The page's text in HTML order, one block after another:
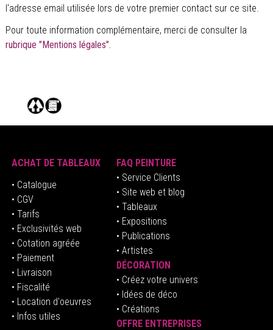
l'adresse email utilisée lors de votre premier contact sur ce site.
Pour toute information complémentaire, merci de consulter la
rubrique "Mentions légales".
ACHAT DE TABLEAUX
• Catalogue
• CGV
• Tarifs
• Exclusivités web
• Cotation agréée
• Paiement
• Livraison
• Fiscalité
• Location d'oeuvres
• Infos utiles
FAQ PEINTURE
• Service Clients
• Site web et blog
• Tableaux
• Expositions
• Publications
• Artistes
DÉCORATION
• Créez votre univers
• Idées de déco
• Créations
OFFRE ENTREPRISES